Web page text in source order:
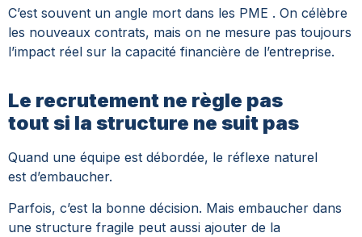
C’est souvent un angle mort dans les PME . On célèbre
les nouveaux contrats, mais on ne mesure pas toujours
l’impact réel sur la capacité financière de l’entreprise.
Le recrutement ne règle pas
tout si la structure ne suit pas
Quand une équipe est débordée, le réflexe naturel
est d’embaucher.
Parfois, c’est la bonne décision. Mais embaucher dans
une structure fragile peut aussi ajouter de la